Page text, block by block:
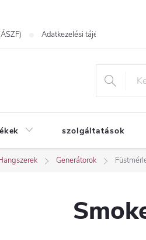
Adatkezelési tájékoztató
szolgáltatások
Generátorok